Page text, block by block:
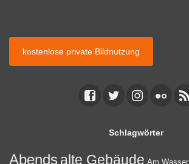
kostenlose private Bildnutzung
Schlagwörter
Abends alte Gebäude Am Wasser